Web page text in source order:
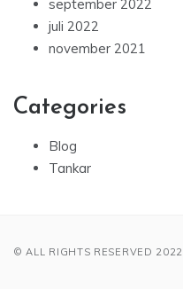
september 2022
juli 2022
november 2021
Categories
Blog
Tankar
© ALL RIGHTS RESERVED 2022